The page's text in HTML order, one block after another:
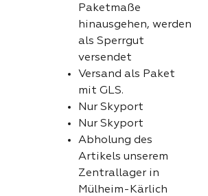
Paketmaße
hinausgehen, werden
als Sperrgut
versendet
Versand als Paket
mit GLS.
Nur Skyport
Nur Skyport
Abholung des
Artikels unserem
Zentrallager in
Mülheim-Kärlich